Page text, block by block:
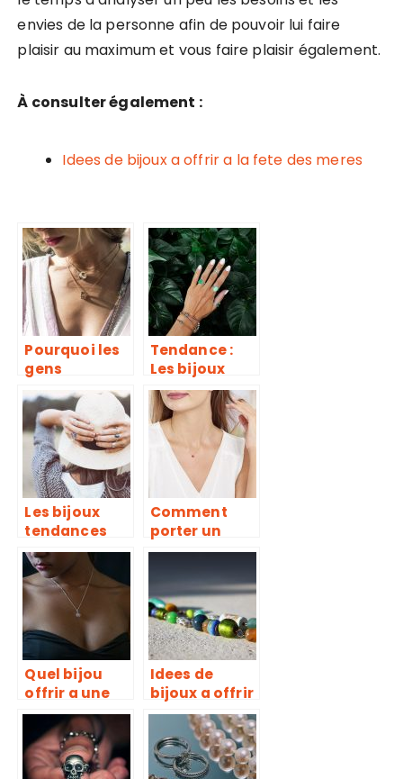
envies de la personne afin de pouvoir lui faire
plaisir au maximum et vous faire plaisir également.
À consulter également :
Idees de bijoux a offrir a la fete des meres
Pourquoi les
gens
achètent-ils
des bijoux ?
Tendance :
Les bijoux
astrologiques
!
Les bijoux
tendances
pour cet été.
Comment
porter un
bijou
lorsqu’on est
une femme ?
Quel bijou
offrir a une
femme ? Les
bijoux
tendances a
privilegier
Idees de
bijoux a offrir
a la fete des
meres